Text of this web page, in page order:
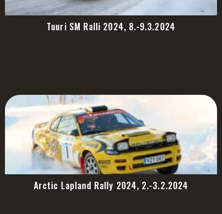
Tuuri SM Ralli 2024, 8.-9.3.2024
Arctic Lapland Rally 2024, 2.-3.2.2024